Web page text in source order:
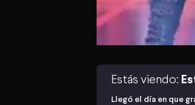
Estás viendo:
Llegó el día en que